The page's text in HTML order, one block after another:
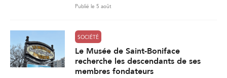
Publié le 5 août
SOCIÉTÉ
Le Musée de Saint-Boniface
recherche les descendants de ses
membres fondateurs